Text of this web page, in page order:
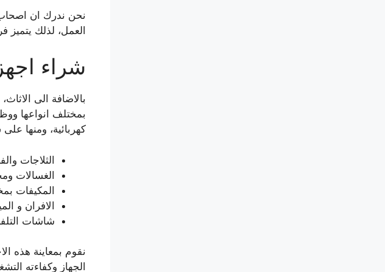
نحن ندرك ان اصحاب
العمل، لذلك يتميز
شراء
بالاضافة الى
بمختلف انواعها
كهربائية، ومنها
الثلاجات
الغسالات
المكيفات
الافران و
شاشات
نقوم بمعاينة هذه
الجهاز وكفاءته